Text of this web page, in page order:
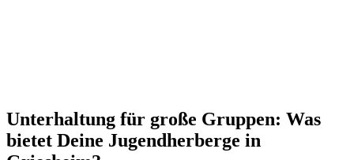
Unterhaltung für große Gruppen: Was
bietet Deine Jugendherberge in